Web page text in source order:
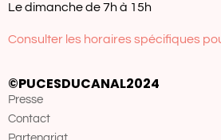
Le dimanche de 7h à 15h
Consulter les horaires spécifiques
©PUCESDUCANAL2024
Presse
Contact